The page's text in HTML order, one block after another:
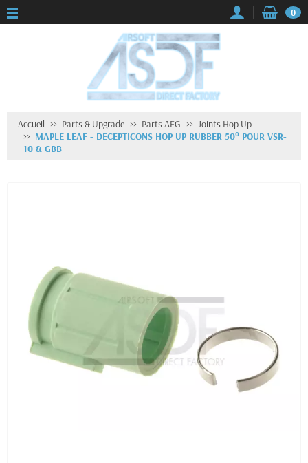
0
Accueil Parts & Upgrade Parts AEG
Joints Hop Up
MAPLE LEAF - DECEPTICONS HOP UP RUBBER 50° POUR VSR-
10 & GBB